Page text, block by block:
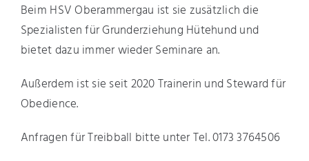
Beim HSV Oberammergau ist sie zusätzlich die
Spezialisten für Grunderziehung Hütehund und
bietet dazu immer wieder Seminare an.
Außerdem ist sie seit 2020 Trainerin und Steward für
Obedience.
Anfragen für Treibball bitte unter Tel. 0173 3764506